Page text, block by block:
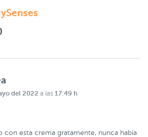
del 2022 a las 17:49 h
con esta crema gratamente, nunca había